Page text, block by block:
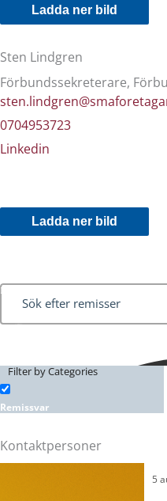
Ladda ner bild
Sten Lindgren
Förbundssekreterare,
0704953723
Linkedin
Ladda ner bild
Filter by Categories
Remissvar
Kontaktpersoner
5